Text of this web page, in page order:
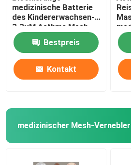
medizinische Batterie
des Kindererwachsen-
3.3μM Asthma Mesh
Nebulizer Anti Broken
No
Bestpreis
Kontakt
medizinischer Mesh-Vernebler